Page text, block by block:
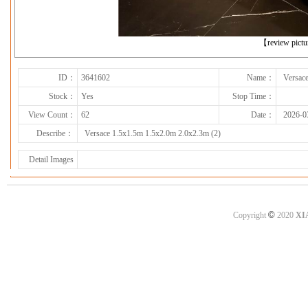
【review
下一张
ID： 3641602 Name：
Stock：
Yes
Stop Time：
View Count：
62 Date：
2026-
Describe：
Versace 1.5x1.5m 1.5x2.0m 2.0x2.3m (2)
Detail Images
Copyright ©2020